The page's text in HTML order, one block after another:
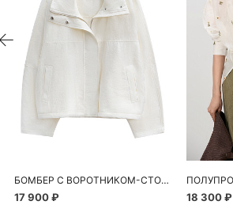
БОМБЕР С ВОРОТНИКОМ-СТОЙКОЙ
17 900 ₽ 18 300 ₽